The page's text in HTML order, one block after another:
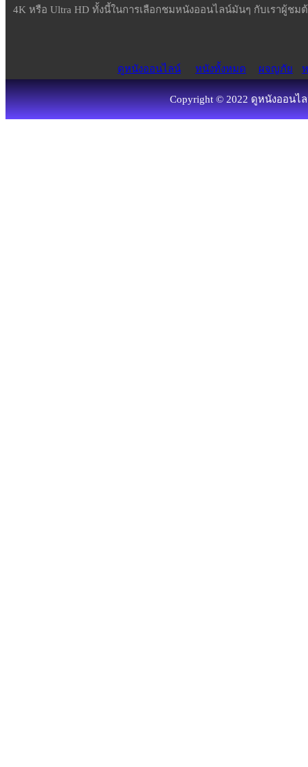
4K หรือ Ultra HD ทั้งนี้ในการเลือกชมหนังออนไลน์มันๆ กับเราผู้ชม
ดูหนังออนไลน์ หนังทั้งหมด ผจญภัย
Copyright © 2022 ดูหนังออนไ